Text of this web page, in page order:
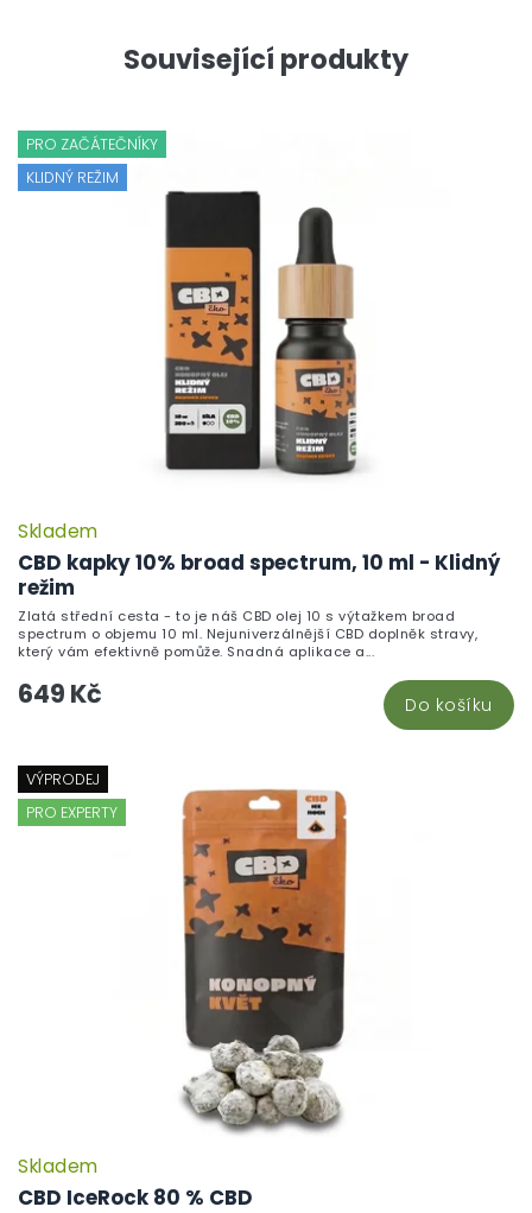
Související produkty
PRO ZAČÁTEČNÍKY
KLIDNÝ REŽIM
CBD kapky 10% broad spectrum, 10 ml - Klidný
režim
Skladem
649 Kč Do košíku
Zlatá střední cesta - to je náš CBD olej 10 s výtažkem broad
spectrum o objemu 10 ml. Nejuniverzálnější CBD doplněk stravy,
který vám efektivně pomůže. Snadná aplikace a...
VÝPRODEJ
PRO EXPERTY
CBD IceRock 80 % CBD
Skladem